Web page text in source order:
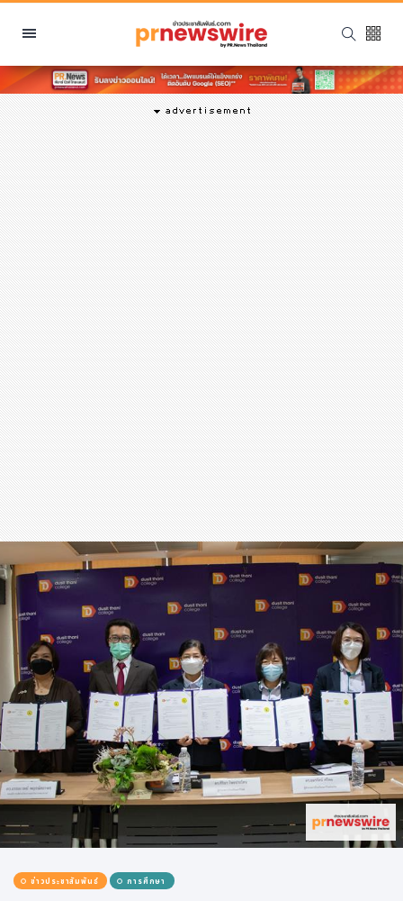
หมวดหมู่
พีอาร์ นิวส์ไวร์
สินค้า, บริการ
โปรโมชั่น
งานอีเว้นท์
รีวิว
บันเทิง
นักแสดง, นักร้อง, โมเดล
อินฟลูเอนเซอร์
ไลฟ์สไตล์
ความงาม
แฟชั่น
สุขภาพ
กีฬา
อาหาร, เครื่องดื่ม
ท่องเที่ยว
โรงแรม, ที่พัก
บ้าน, คอนโด, อสังหาฯ
ประกัน
สัตว์เลี้ยง
ไอที
โทรศัพท์มือถือ
เอไอ
การศึกษา
ศิลปะ, วัฒนธรรม
ศาสนา
การเมือง
ธุรกิจ, สังคม
ข่าวประชาสัมพันธ์ การศึกษา